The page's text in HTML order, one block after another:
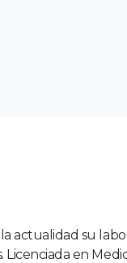
actualidad su
Licenciada en